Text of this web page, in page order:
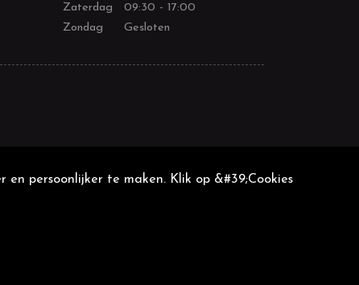
Zaterdag
09:30 - 17:00
Zondag
Gesloten
persoonlijker te maken. Klik op &#39;Cookies